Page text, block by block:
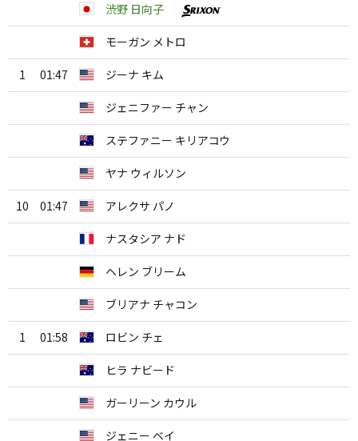
渋野 日向子
モーガン メトロ
1 01:47 ジーナ キム
ジェニファー チャン
ステファニー キリアコウ
ヤナ ウィルソン
10 01:47 アレクサ パノ
ナスタシア ナド
ヘレン ブリーム
ブリアナ チャコン
1 01:58 ロビン チェ
ヒラ ナビード
ガーリーン カウル
ジェニー ベイ